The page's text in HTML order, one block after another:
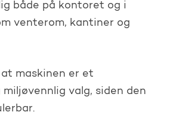
både på kontoret og i
venterom, kantiner og
at maskinen er et
valg, siden den